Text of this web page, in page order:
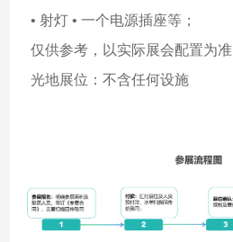
• 射灯 • 一个电源插座等；
仅供参考，以实际展会配置为准
光地展位：不含任何设施